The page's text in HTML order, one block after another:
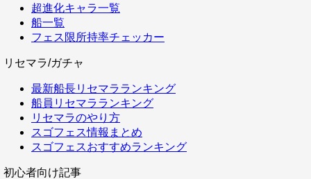
超進化キャラ一覧
船一覧
フェス限所持率チェッカー
リセマラ/ガチャ
最新船長リセマラランキング
船員リセマラランキング
リセマラのやり方
スゴフェス情報まとめ
スゴフェスおすすめランキング
初心者向け記事